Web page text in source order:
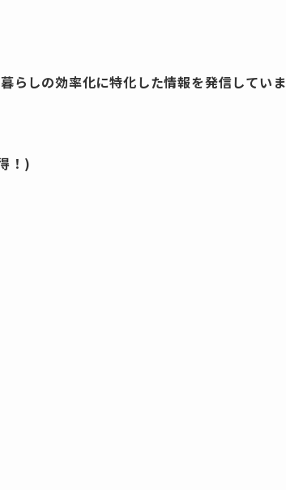
しの効率化に特化した情報を発信していま
！)